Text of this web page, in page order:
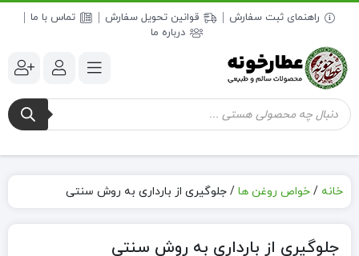
راهنمای ثبت سفارش قوانین تحویل سفارش
تماس با ما
درباره ما
جستجوی
محصولات
خانه / خواص روغن ها / جلوگیری از بارداری به روش سنتی
جلوگیری از بارداری به روش سنتی